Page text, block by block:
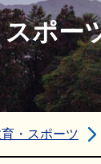
ポー
・スポーツ